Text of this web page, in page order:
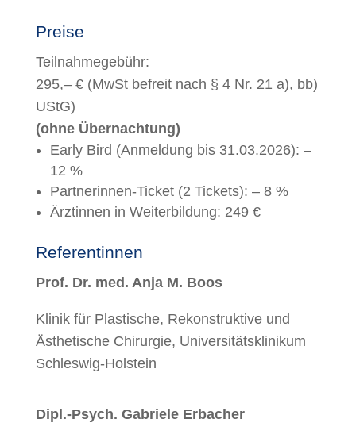
Preise
Teilnahmegebühr:
295,– € (MwSt befreit nach § 4 Nr. 21 a), bb)
UStG)
(ohne Übernachtung)
Early Bird (Anmeldung bis 31.03.2026): –
12 %
Partnerinnen-Ticket (2 Tickets): – 8 %
Ärztinnen in Weiterbildung: 249 €
Referentinnen
Prof. Dr. med. Anja M. Boos
Klinik für Plastische, Rekonstruktive und
Ästhetische Chirurgie, Universitätsklinikum
Schleswig-Holstein
Dipl.-Psych. Gabriele Erbacher